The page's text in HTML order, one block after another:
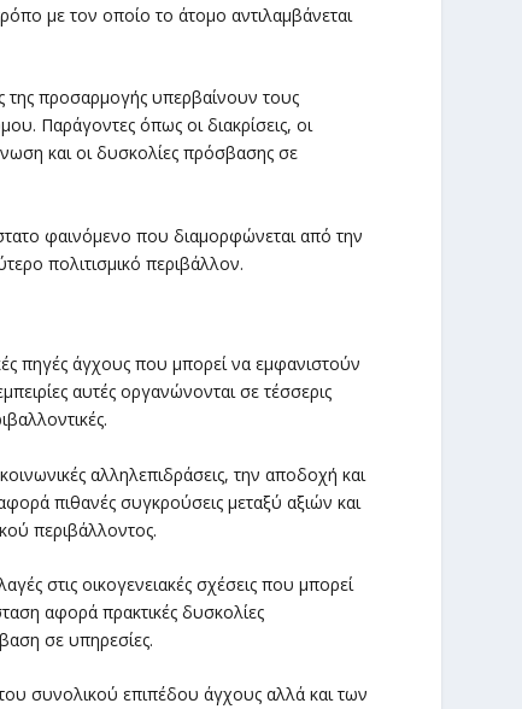
με τον οποίο το άτομο αντιλαμβάνεται
της προσαρμογής υπερβαίνουν τους
Παράγοντες όπως οι διακρίσεις, οι
και οι δυσκολίες πρόσβασης σε
φαινόμενο που διαμορφώνεται από την
πολιτισμικό περιβάλλον.
πηγές άγχους που μπορεί να εμφανιστούν
αυτές οργανώνονται σε τέσσερις
αλληλεπιδράσεις, την αποδοχή και
πιθανές συγκρούσεις μεταξύ αξιών και
περιβάλλοντος.
στις οικογενειακές σχέσεις που μπορεί
αφορά πρακτικές δυσκολίες
σε υπηρεσίες.
συνολικού επιπέδου άγχους αλλά και των